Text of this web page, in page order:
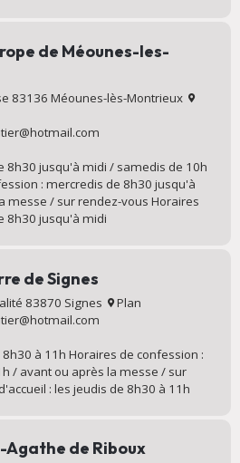
de Méounes-les-
83136 Méounes-lès-Montrieux
8h30 jusqu'à midi / samedis de 10h
: mercredis de 8h30 jusqu'à
messe / sur rendez-vous Horaires
8h30 jusqu'à midi
de Signes
83870 Signes
Plan
à 11h Horaires de confession :
/ avant ou après la messe / sur
: les jeudis de 8h30 à 11h
de Riboux